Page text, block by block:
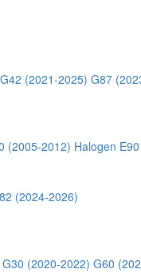
G42 (2021-2025) G87
(2005-2012) Halogen
(2024-2026)
G30 (2020-2022) G60